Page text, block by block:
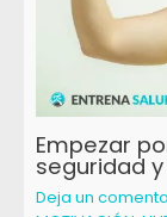
Empezar
seguridad
Deja un